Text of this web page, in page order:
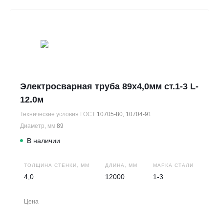
Электросварная труба 89х4,0мм ст.1-3 L-
12.0м
Технические условия ГОСТ 10705-80, 10704-91
Диаметр, мм 89
В наличии
ТОЛЩИНА СТЕНКИ, ММ
4,0
ДЛИНА, ММ
12000
МАРКА СТАЛИ
1-3
Цена